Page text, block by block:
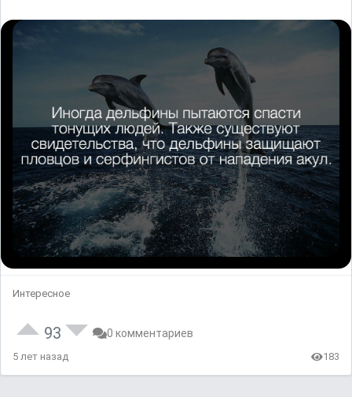
Интересное
93 0 комментариев
5 лет назад 183